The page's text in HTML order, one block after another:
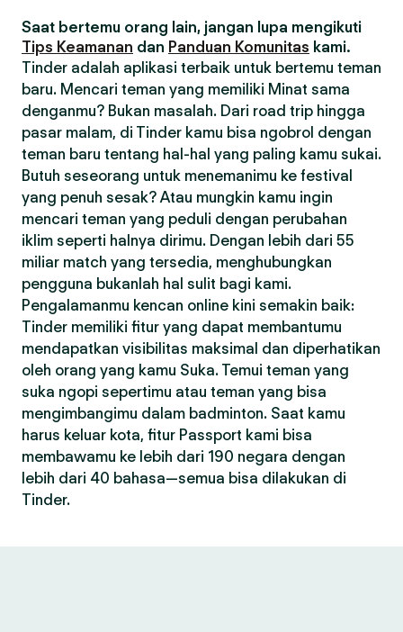
Saat bertemu orang lain, jangan lupa mengikuti
Tips Keamanan dan Panduan Komunitas kami.
Tinder adalah aplikasi terbaik untuk bertemu teman
baru. Mencari teman yang memiliki Minat sama
denganmu? Bukan masalah. Dari road trip hingga
pasar malam, di Tinder kamu bisa ngobrol dengan
teman baru tentang hal-hal yang paling kamu sukai.
Butuh seseorang untuk menemanimu ke festival
yang penuh sesak? Atau mungkin kamu ingin
mencari teman yang peduli dengan perubahan
iklim seperti halnya dirimu. Dengan lebih dari 55
miliar match yang tersedia, menghubungkan
pengguna bukanlah hal sulit bagi kami.
Pengalamanmu kencan online kini semakin baik:
Tinder memiliki fitur yang dapat membantumu
mendapatkan visibilitas maksimal dan diperhatikan
oleh orang yang kamu Suka. Temui teman yang
suka ngopi sepertimu atau teman yang bisa
mengimbangimu dalam badminton. Saat kamu
harus keluar kota, fitur Passport kami bisa
membawamu ke lebih dari 190 negara dengan
lebih dari 40 bahasa—semua bisa dilakukan di
Tinder.